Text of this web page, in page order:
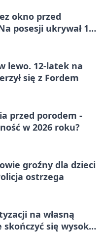
okno przed
posesji ukrywał 12
lewo. 12-latek na
się z Fordem
przed porodem -
w 2026 roku?
groźny dla dzieci
ostrzega
na własną
skończyć się wysoką